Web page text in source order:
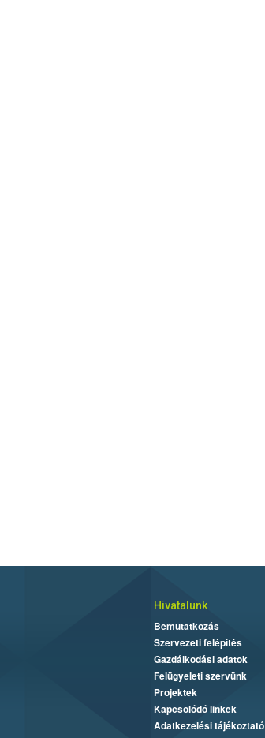
Hivatalunk
Bemutatkozás
Szervezeti felépítés
Gazdálkodási adatok
Felügyeleti szervünk
Projektek
Kapcsolódó linkek
Adatkezelési tájékoztató